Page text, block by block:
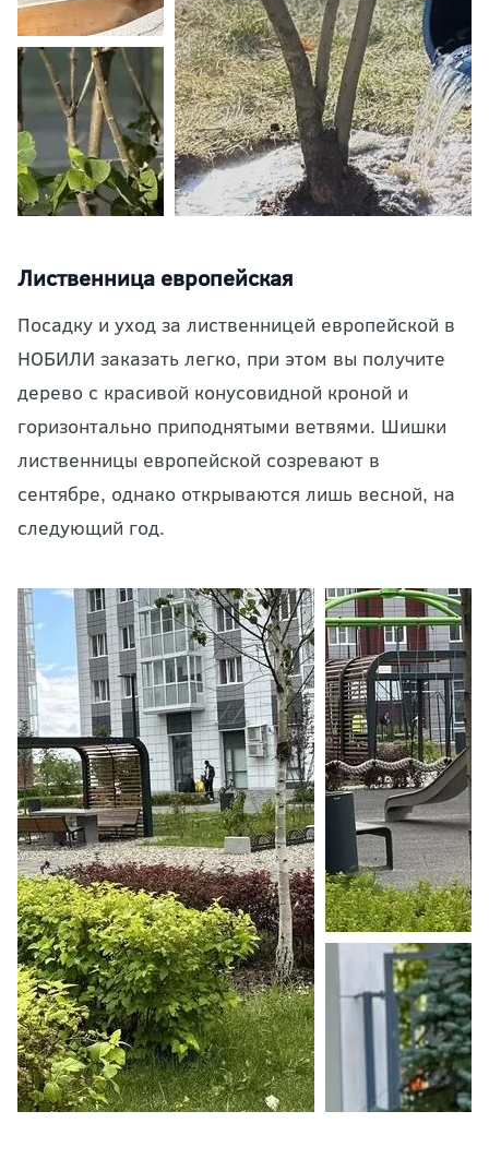
Лиственница европейская
Посадку и уход за лиственницей европейской в
НОБИЛИ заказать легко, при этом вы получите
дерево с красивой конусовидной кроной и
горизонтально приподнятыми ветвями. Шишки
лиственницы европейской созревают в
сентябре, однако открываются лишь весной, на
следующий год.